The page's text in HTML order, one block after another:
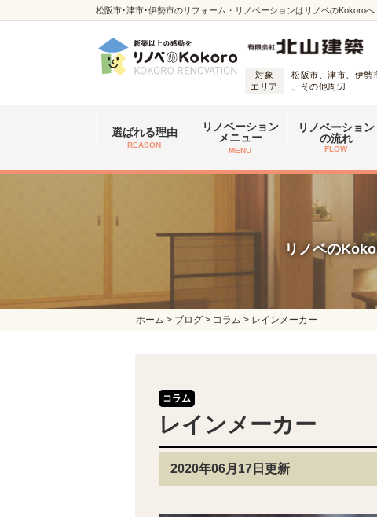
松阪市･津市･伊勢市のリフォーム・リノベーションはリノベのKokoroへ
対象
エリア
松阪市、津市、伊勢
、その他周辺
選ばれる理由
REASON
リノベーション
メニュー
MENU
リノベーション
の流れ
FLOW
リノベの
ホーム > ブログ > コラム > レインメーカー
コラム
レインメーカー
2020年06月17日更新